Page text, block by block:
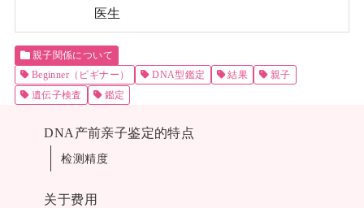
医生
親子関係について
Beginner（ビギナー）
DNA型鑑定 結果
親子
遺伝子検査
鑑定
DNA产前亲子鉴定的特点
检测精度
关于费用